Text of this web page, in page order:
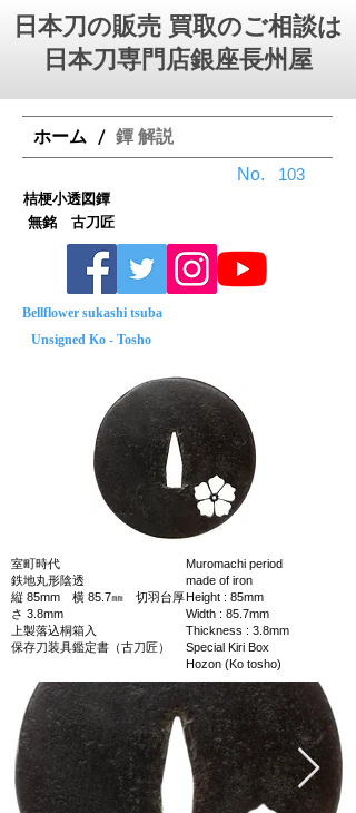
日本刀の販売 買取のご相談は
日本刀専門店銀座⻑州屋
ホーム / 鐔 解説
No.
無銘 古刀匠
Bellflower sukashi tsuba
Unsigned Ko - Tosho
室町時代
鉄地丸形陰透
縦 85mm 横 85.7㎜ 切羽台厚
さ 3.8mm
上製落込桐箱入
保存刀装具鑑定書（古刀匠）
Muromachi period
made of iron
Height : 85mm
Width : 85.7mm
Thickness : 3.8mm
Special Kiri Box
Hozon (Ko tosho)
桔梗小透図鐔
103